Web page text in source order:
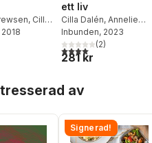
, Cilla
2018
ett liv
Cilla Dalén, Annelie
Drewsen
Inbunden, 2023
4,0utav 5 stjärnor.
(2)
281 kr
av
Signerad!